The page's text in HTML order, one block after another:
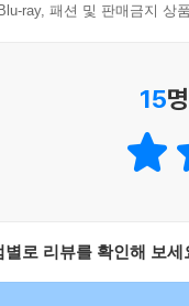
의 진화 과정을 입체
ray, 패션 및 판매금지 상
15
별로 리뷰를 확인해 보세